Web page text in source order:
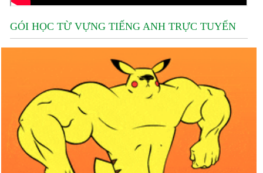
GÓI HỌC TỪ VỰNG TIẾNG ANH TRỰC TUYẾN